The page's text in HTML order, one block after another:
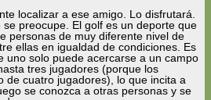
localizar a ese amigo. Lo disfrutará.
preocupe. El golf es un deporte que
personas de muy diferente nivel de
ellas en igualdad de condiciones. Es
uno solo puede acercarse a un campo
tres jugadores (porque los
de cuatro jugadores), lo que incita a
se conozca a otras personas y se